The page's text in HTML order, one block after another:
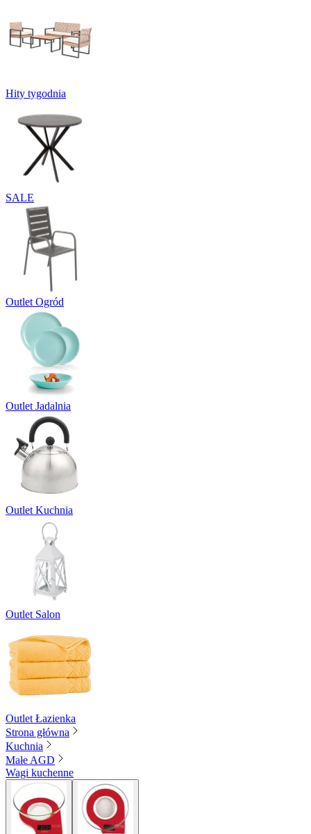
Hity tygodnia
SALE
Outlet Ogród
Outlet Jadalnia
Outlet Kuchnia
Outlet Salon
Outlet Łazienka
Strona główna
Kuchnia
Małe AGD
Wagi kuchenne